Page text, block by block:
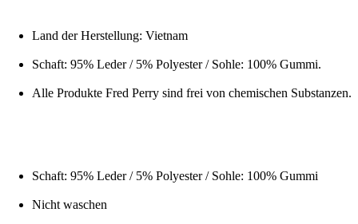
Land der Herstellung: Vietnam
Schaft: 95% Leder / 5% Polyester / Sohle: 100% Gummi.
Alle Produkte Fred Perry sind frei von chemischen Substanzen.
Schaft: 95% Leder / 5% Polyester / Sohle: 100% Gummi
Nicht waschen